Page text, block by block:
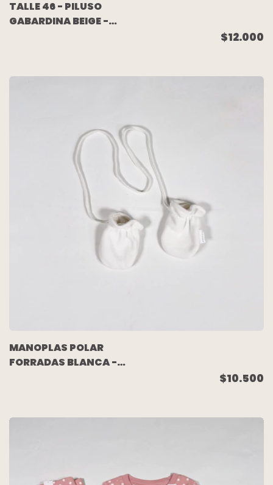
TALLE 46 - PILUSO
GABARDINA BEIGE -
$12.000
MANOPLAS POLAR
FORRADAS BLANCA -
$10.500